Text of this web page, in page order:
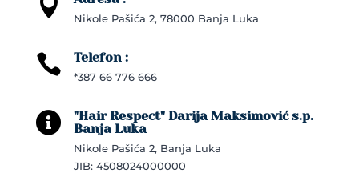
 Nikole Pašića 2, 78000 Banja Luka
 Telefon :
*387 66 776 666

"Hair Respect" Darija Maksimović s.p.
Banja Luka
Nikole Pašića 2, Banja Luka
JIB: 4508024000000